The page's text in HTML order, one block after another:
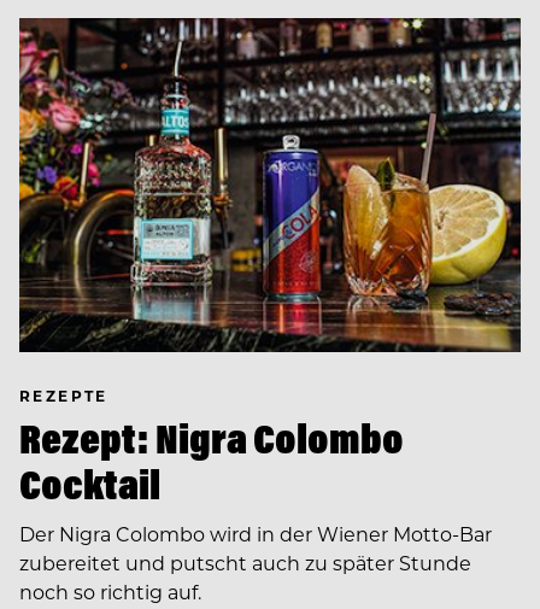
REZEPTE
Rezept: Nigra Colombo
Cocktail
Der Nigra Colombo wird in der Wiener Motto-Bar
zubereitet und putscht auch zu später Stunde
noch so richtig auf.